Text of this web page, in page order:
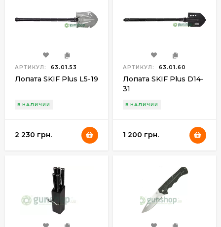
АРТИКУЛ: 63.01.53
Лопата SKIF Plus L5-19
В НАЛИЧИИ
2 230 грн.
АРТИКУЛ: 63.01.60
Лопата SKIF Plus D14-
31
В НАЛИЧИИ
1 200 грн.